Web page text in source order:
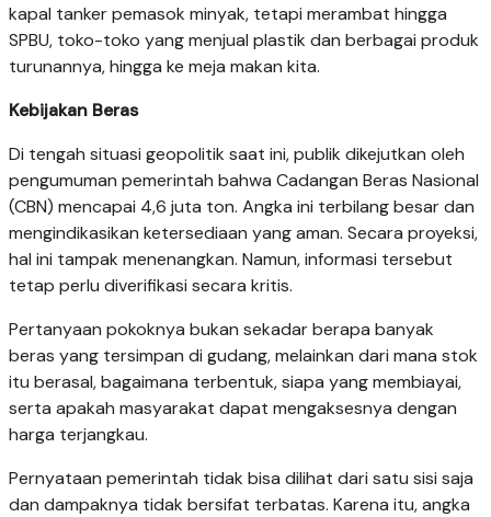
kapal tanker pemasok minyak, tetapi merambat hingga
SPBU, toko-toko yang menjual plastik dan berbagai produk
turunannya, hingga ke meja makan kita.
Kebijakan Beras
Di tengah situasi geopolitik saat ini, publik dikejutkan oleh
pengumuman pemerintah bahwa Cadangan Beras Nasional
(CBN) mencapai 4,6 juta ton. Angka ini terbilang besar dan
mengindikasikan ketersediaan yang aman. Secara proyeksi,
hal ini tampak menenangkan. Namun, informasi tersebut
tetap perlu diverifikasi secara kritis.
Pertanyaan pokoknya bukan sekadar berapa banyak
beras yang tersimpan di gudang, melainkan dari mana stok
itu berasal, bagaimana terbentuk, siapa yang membiayai,
serta apakah masyarakat dapat mengaksesnya dengan
harga terjangkau.
Pernyataan pemerintah tidak bisa dilihat dari satu sisi saja
dan dampaknya tidak bersifat terbatas. Karena itu, angka